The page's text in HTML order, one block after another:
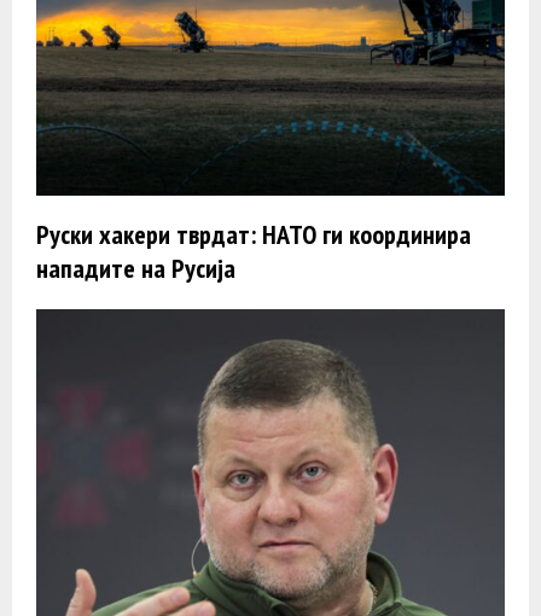
Руски хакери тврдат: НАТО ги координира
нападите на Русија